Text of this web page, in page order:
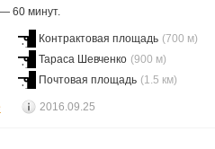
60 минут.
Контрактовая площадь (700 м)
Тараса Шевченко (900 м)
Почтовая площадь (1.5 км)
2016.09.25